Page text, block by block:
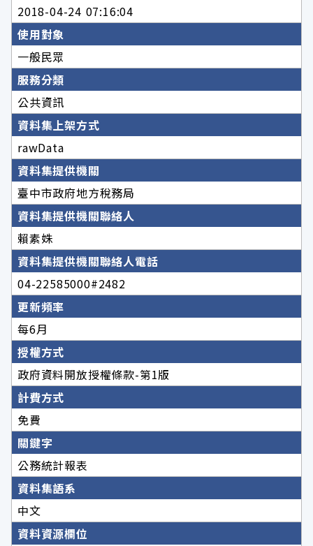
2018-04-24 07:16:04
使用對象
一般民眾
服務分類
公共資訊
資料集上架方式
rawData
資料集提供機關
臺中市政府地方稅務局
資料集提供機關聯絡人
賴素姝
資料集提供機關聯絡人電話
04-22585000#2482
更新頻率
每6月
授權方式
政府資料開放授權條款-第1版
計費方式
免費
關鍵字
公務統計報表
資料集語系
中文
資料資源欄位